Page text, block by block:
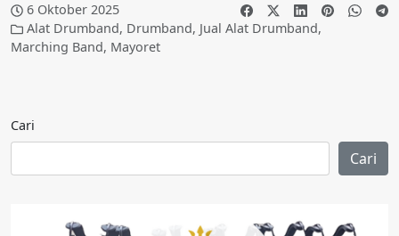
6 Oktober 2025
Alat Drumband, Drumband, Jual Alat Drumband,
Marching Band, Mayoret
Cari
Cari